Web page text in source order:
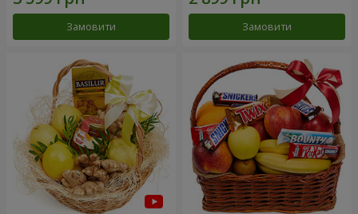
Замовити Замовити